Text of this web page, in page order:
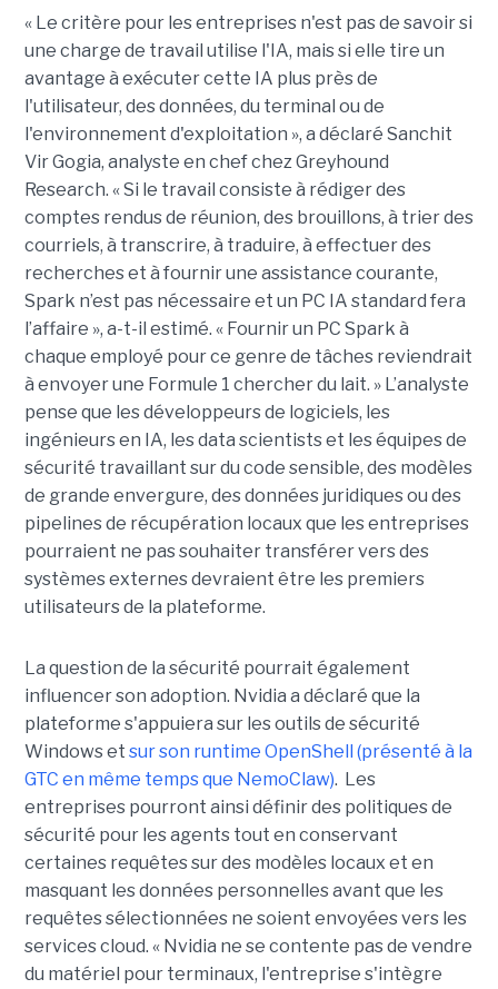
« Le critère pour les entreprises n'est pas de savoir si
une charge de travail utilise l'IA, mais si elle tire un
avantage à exécuter cette IA plus près de
l'utilisateur, des données, du terminal ou de
l'environnement d'exploitation », a déclaré Sanchit
Vir Gogia, analyste en chef chez Greyhound
Research. « Si le travail consiste à rédiger des
comptes rendus de réunion, des brouillons, à trier des
courriels, à transcrire, à traduire, à effectuer des
recherches et à fournir une assistance courante,
Spark n’est pas nécessaire et un PC IA standard fera
l’affaire », a-t-il estimé. « Fournir un PC Spark à
chaque employé pour ce genre de tâches reviendrait
à envoyer une Formule 1 chercher du lait. » L’analyste
pense que les développeurs de logiciels, les
ingénieurs en IA, les data scientists et les équipes de
sécurité travaillant sur du code sensible, des modèles
de grande envergure, des données juridiques ou des
pipelines de récupération locaux que les entreprises
pourraient ne pas souhaiter transférer vers des
systèmes externes devraient être les premiers
utilisateurs de la plateforme.
La question de la sécurité pourrait également
influencer son adoption. Nvidia a déclaré que la
plateforme s'appuiera sur les outils de sécurité
Windows et sur son runtime OpenShell (présenté à la
GTC en même temps que NemoClaw). Les
entreprises pourront ainsi définir des politiques de
sécurité pour les agents tout en conservant
certaines requêtes sur des modèles locaux et en
masquant les données personnelles avant que les
requêtes sélectionnées ne soient envoyées vers les
services cloud. « Nvidia ne se contente pas de vendre
du matériel pour terminaux, l'entreprise s'intègre